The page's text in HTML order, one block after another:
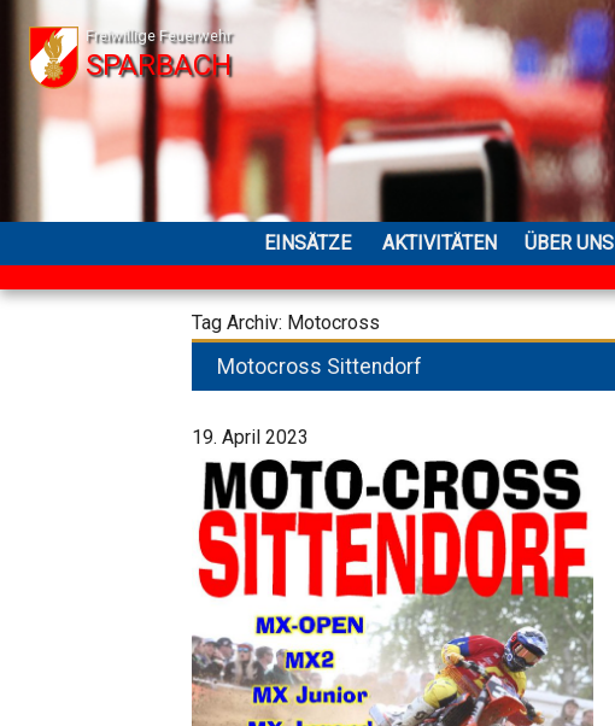
Freiwillige Feuerwehr
SPARBACH
EINSÄTZE AKTIVITÄTEN ÜBER UNS
Tag Archiv: Motocross
Motocross Sittendorf
19. April 2023